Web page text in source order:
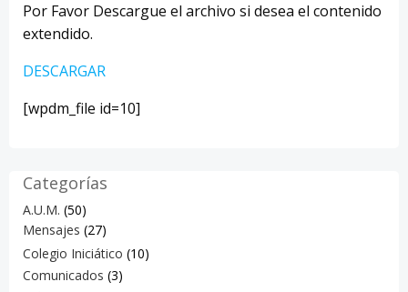
Por Favor Descargue el archivo si desea el contenido
extendido.
DESCARGAR
[wpdm_file id=10]
Categorías
A.U.M. (50)
Mensajes (27)
Colegio Iniciático (10)
Comunicados (3)